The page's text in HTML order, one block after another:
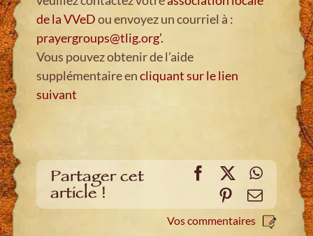
de la VVeDou envoyez un courriel à :
prayergroups@tlig.org’.
Vous pouvez obtenir de l’aide
supplémentaire encliquant sur le lien
suivant
Partager cet
article !
Facebook
X
Pinterest
E-
mail
Vos commentaires